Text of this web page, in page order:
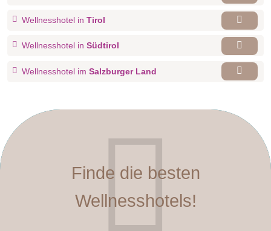
Wellnesshotel in Tirol
Wellnesshotel in Südtirol
Wellnesshotel im Salzburger Land
Finde die besten
Wellnesshotels!